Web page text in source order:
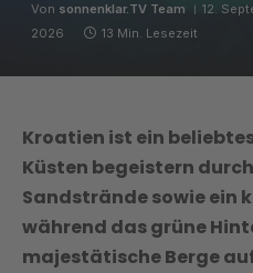
Von sonnenklar.TV Team 12.
2026
13 Min. Lesezeit
Kroatien ist ein
Küsten begeistern
Sandstrände sowie ein
während das grüne
majestätische Berge